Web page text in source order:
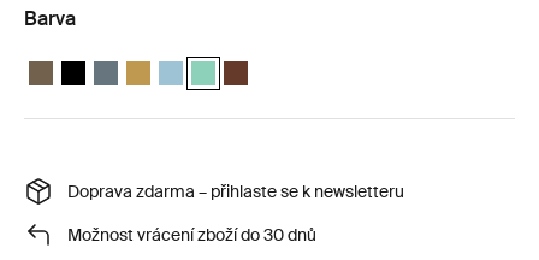
Barva
Thule Yepp Nexxt 2 maxi Tmavá khaki
Thule Yepp Nexxt 2 maxi Půlnoční černá
Thule Yepp Nexxt 2 maxi Tmavě břidlicová
Thule Yepp Nexxt 2 maxi Zářivě žlutá
Thule Yepp Nexxt 2 Maxi Akvamarín
Thule Yepp Nexxt 2 Maxi Mint Green
Thule Yepp Nexxt 2 Maxi Chocolate
Doprava zdarma – přihlaste se k newsletteru
Možnost vrácení zboží do 30 dnů